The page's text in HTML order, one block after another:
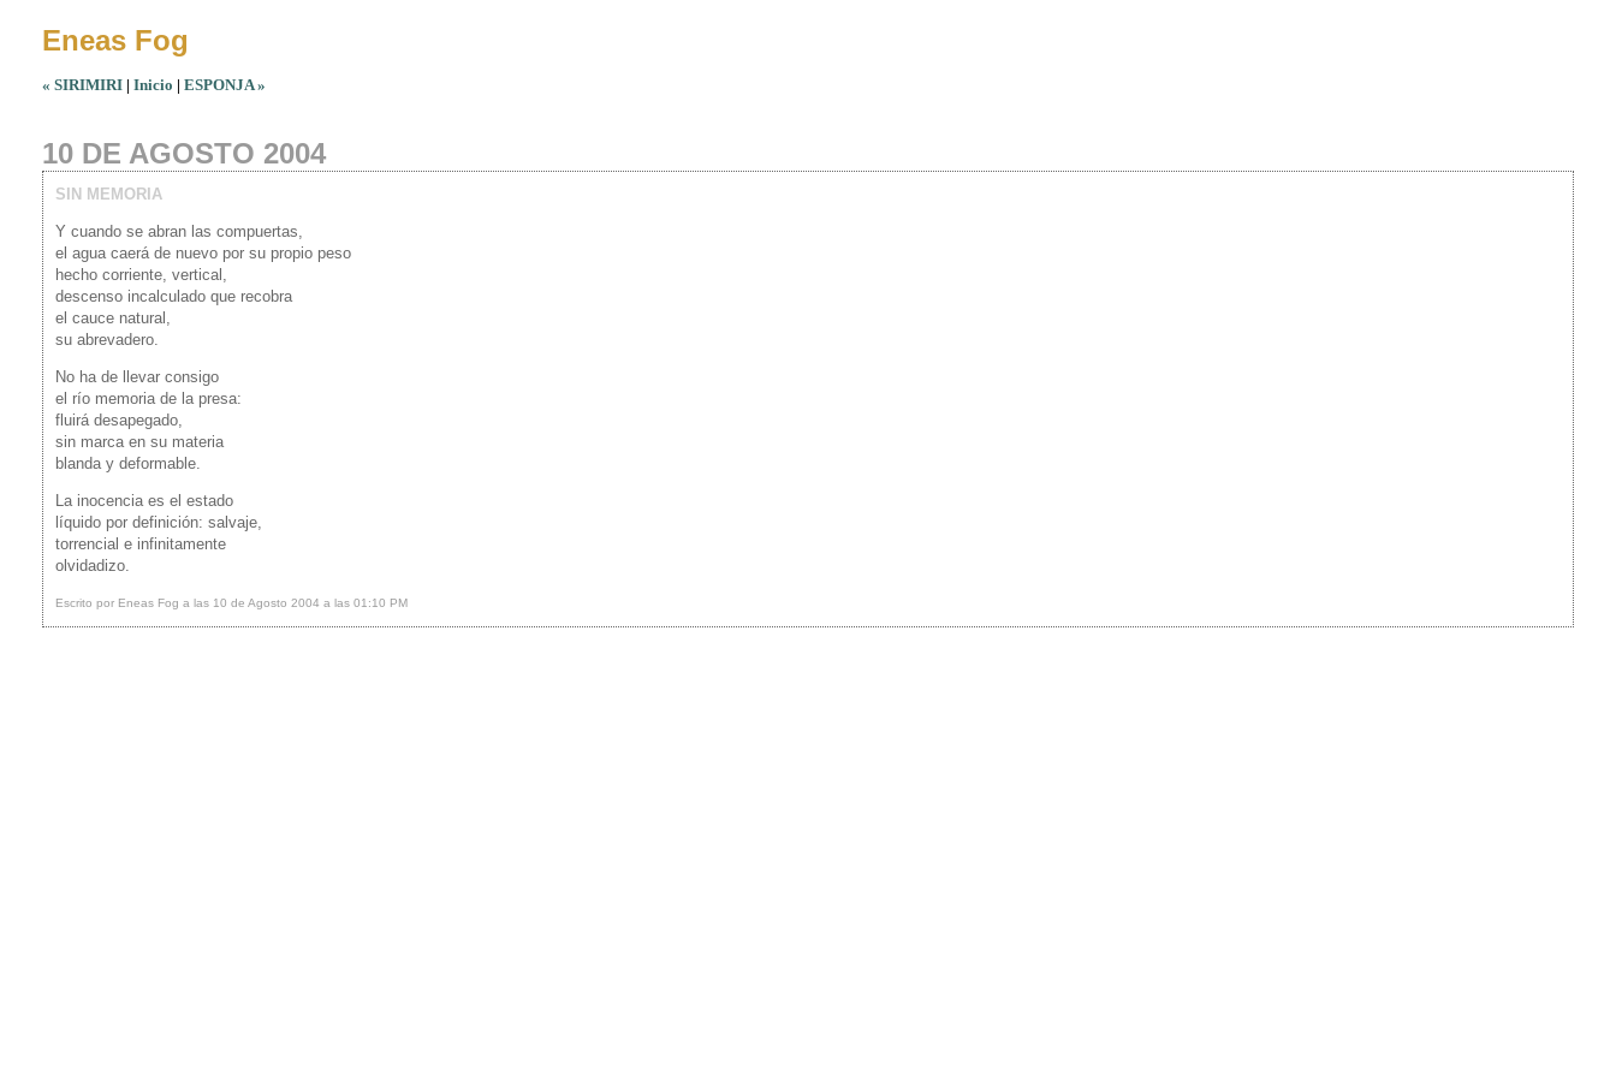
Eneas Fog
« SIRIMIRI | Inicio | ESPONJA »
10 DE AGOSTO 2004
SIN MEMORIA
Y cuando se abran las compuertas,
el agua caerá de nuevo por su propio peso
hecho corriente, vertical,
descenso incalculado que recobra
el cauce natural,
su abrevadero.
No ha de llevar consigo
el río memoria de la presa:
fluirá desapegado,
sin marca en su materia
blanda y deformable.
La inocencia es el estado
líquido por definición: salvaje,
torrencial e infinitamente
olvidadizo.
Escrito por Eneas Fog a las 10 de Agosto 2004 a las 01:10 PM